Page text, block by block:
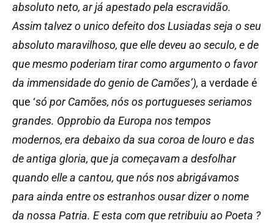
absoluto neto, ar já apestado pela escravidão.
Assim talvez o unico defeito dos Lusiadas seja o seu
absoluto maravilhoso, que elle deveu ao seculo, e de
que mesmo poderiam tirar como argumento o favor
da immensidade do genio de Camões’), a verdade é
que ‘só por Camões, nós os portugueses seriamos
grandes. Opprobio da Europa nos tempos
modernos, era debaixo da sua coroa de louro e das
de antiga gloria, que ja começavam a desfolhar
quando elle a cantou, que nós nos abrigávamos
para ainda entre os estranhos ousar dizer o nome
da nossa Patria. E esta com que retribuiu ao Poeta ?